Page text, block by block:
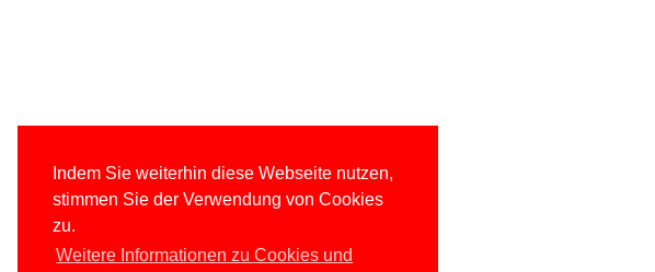
Indem Sie weiterhin diese Webseite nutzen,
stimmen Sie der Verwendung von Cookies
zu.
Weitere Informationen zu Cookies und